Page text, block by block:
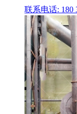
联系电话: 180